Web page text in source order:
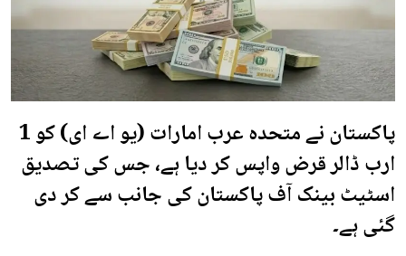
پاکستان نے متحدہ عرب امارات (یو اے ای) کو 1
ارب ڈالر قرض واپس کر دیا ہے، جس کی تصدیق
اسٹیٹ بینک آف پاکستان کی جانب سے کر دی
گئی ہے۔